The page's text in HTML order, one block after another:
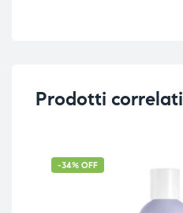
Prodotti correlati
-34% OFF